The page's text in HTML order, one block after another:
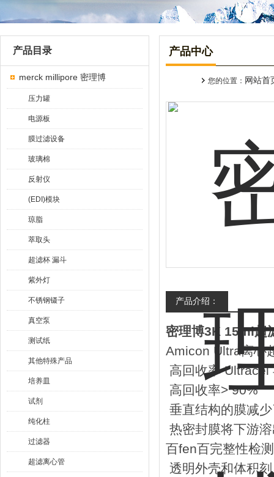
产品目录
merck millipore 密理博
压力罐
电源板
膜过滤设备
玻璃棉
反射仪
(EDI)模块
琼脂
萃取头
超滤杯 漏斗
紫外灯
不锈钢镊子
真空泵
测试纸
其他特殊产品
培养皿
试剂
纯化柱
过滤器
超滤离心管
产品中心
您的位置： 网站首
产品介绍：
密理博3K 15ml超
Amicon Ultra离心
高回收率 Ultracel
高回收率> 90%
垂直结构的膜减
热密封膜将下游
百fen百完整性检
透明外壳和体积